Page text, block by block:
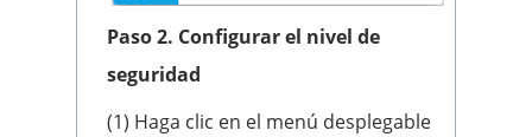
Paso 2. Configurar el nivel de
seguridad
(1) Haga clic en el menú desplegable